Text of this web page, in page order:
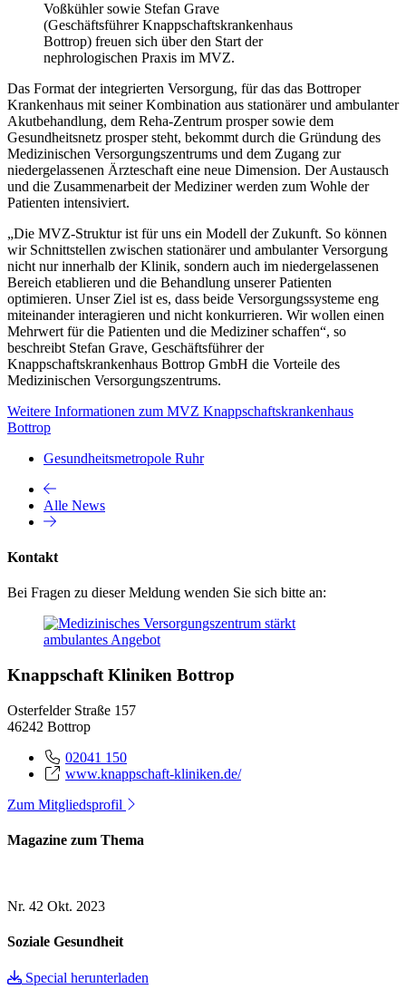
Voßkühler sowie Stefan Grave
(Geschäftsführer Knappschaftskrankenhaus
Bottrop) freuen sich über den Start der
nephrologischen Praxis im MVZ.
Das Format der integrierten Versorgung, für das das Bottroper
Krankenhaus mit seiner Kombination aus stationärer und ambulanter
Akutbehandlung, dem Reha-Zentrum prosper sowie dem
Gesundheitsnetz prosper steht, bekommt durch die Gründung des
Medizinischen Versorgungszentrums und dem Zugang zur
niedergelassenen Ärzteschaft eine neue Dimension. Der Austausch
und die Zusammenarbeit der Mediziner werden zum Wohle der
Patienten intensiviert.
„Die MVZ-Struktur ist für uns ein Modell der Zukunft. So können
wir Schnittstellen zwischen stationärer und ambulanter Versorgung
nicht nur innerhalb der Klinik, sondern auch im niedergelassenen
Bereich etablieren und die Behandlung unserer Patienten
optimieren. Unser Ziel ist es, dass beide Versorgungssysteme eng
miteinander interagieren und nicht konkurrieren. Wir wollen einen
Mehrwert für die Patienten und die Mediziner schaffen“, so
beschreibt Stefan Grave, Geschäftsführer der
Knappschaftskrankenhaus Bottrop GmbH die Vorteile des
Medizinischen Versorgungszentrums.
Weitere Informationen zum MVZ Knappschaftskrankenhaus
Bottrop
Gesundheitsmetropole Ruhr
Alle News
Kontakt
Bei Fragen zu dieser Meldung wenden Sie sich bitte an:
Knappschaft Kliniken Bottrop
Osterfelder Straße 157
46242 Bottrop
02041 150
www.knappschaft-kliniken.de/
Zum Mitgliedsprofil
Magazine zum Thema
Nr. 42 Okt. 2023
Soziale Gesundheit
Special herunterladen